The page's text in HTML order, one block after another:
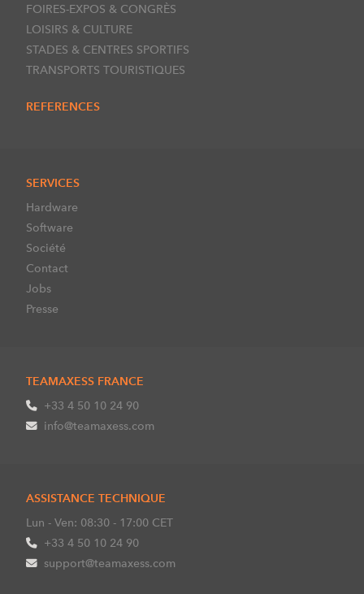
FOIRES-EXPOS & CONGRÈS
LOISIRS & CULTURE
STADES & CENTRES SPORTIFS
TRANSPORTS TOURISTIQUES
REFERENCES
SERVICES
Hardware
Software
Société
Contact
Jobs
Presse
TEAMAXESS FRANCE
+33 4 50 10 24 90
info@teamaxess.com
ASSISTANCE TECHNIQUE
Lun - Ven: 08:30 - 17:00 CET
+33 4 50 10 24 90
support@teamaxess.com